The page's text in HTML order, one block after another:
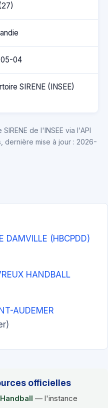
04
SIRENE (INSEE)
de l'INSEE via l'API
mise à jour : 2026-
DAMVILLE (HBCPDD)
HANDBALL
AUDEMER
officielles
— l'instance